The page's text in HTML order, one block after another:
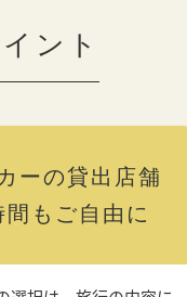
ント
ーの貸出店舗
間もご自由に